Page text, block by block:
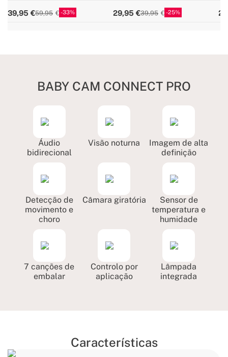
39,95 59,95 33 29,95 39,95 25
BABY CAM CONNECT PRO
Áudio
bidirecional
Visão noturna
Imagem de alta
definição
Detecção de
movimento e
choro
Câmara giratória
Sensor de
temperatura e
humidade
7 canções de
embalar
Controlo por
aplicação
Lâmpada
integrada
Características